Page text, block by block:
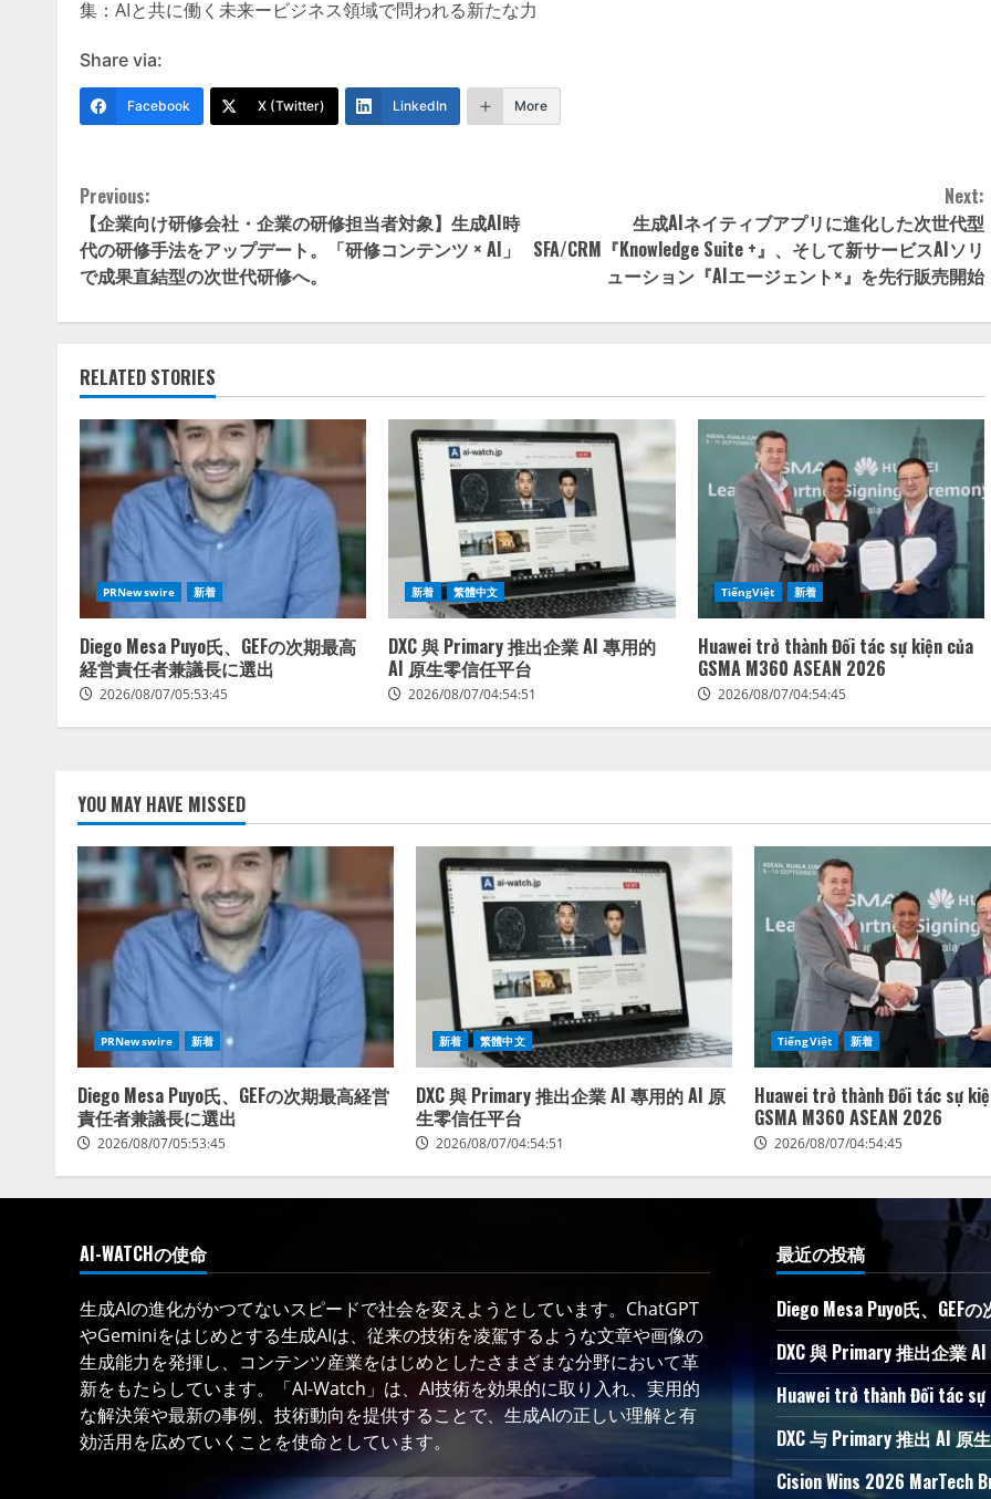
集：AIと共に働く未来ービジネス領域で問われる新たな力
Share via:
Facebook X (Twitter) LinkedIn More
Continue
Reading
Previous:
【企業向け研修会社・企業の研修担当者対象】生成AI時
代の研修手法をアップデート。「研修コンテンツ × AI」
で成果直結型の次世代研修へ。
Next:
生成AIネイティブアプリに進化した次世代型
SFA/CRM『Knowledge Suite +』、そして新サービスAIソリ
ューション『AIエージェント×』を先行販売開始
RELATED STORIES
PRNewswire 新着
Diego Mesa Puyo氏、GEFの次期最高
経営責任者兼議長に選出
2026/08/07/05:53:45
新着 繁體中文
DXC 與 Primary 推出企業 AI 專用的
AI 原生零信任平台
2026/08/07/04:54:51
TiếngViệt 新着
Huawei trở thành Đối tác sự kiện của
GSMA M360 ASEAN 2026
2026/08/07/04:54:45
YOU MAY HAVE MISSED
PRNewswire 新着
Diego Mesa Puyo氏、GEFの次期最高経営
責任者兼議長に選出
2026/08/07/05:53:45
新着 繁體中文
DXC 與 Primary 推出企業 AI 專用的 AI 原
生零信任平台
2026/08/07/04:54:51
TiếngViệt 新着
Huawei trở thành Đối tác sự
GSMA M360 ASEAN 2026
2026/08/07/04:54:45
AI-WATCHの使命
生成AIの進化がかつてないスピードで社会を変えようとしています。ChatGPT
やGeminiをはじめとする生成AIは、従来の技術を凌駕するような文章や画像の
生成能力を発揮し、コンテンツ産業をはじめとしたさまざまな分野において革
新をもたらしています。「AI-Watch」は、AI技術を効果的に取り入れ、実用的
な解決策や最新の事例、技術動向を提供することで、生成AIの正しい理解と有
効活用を広めていくことを使命としています。
最近の投稿
Diego Mesa Puyo氏、GEF
DXC 與 Primary 推出企業
Huawei trở thành Đối tác sự
DXC 与 Primary 推出 AI 原
Cision Wins 2026 MarTech